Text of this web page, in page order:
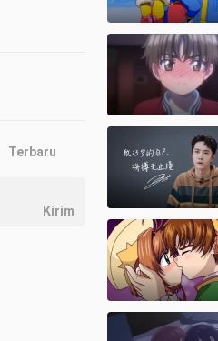
Terbaru
Kirim